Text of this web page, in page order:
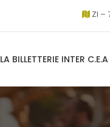
ZI –
LA BILLETTERIE INTER C.E.A